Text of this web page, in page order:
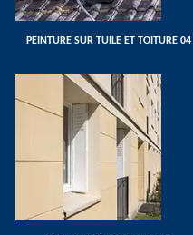
PEINTURE SUR TUILE ET TOITURE 04